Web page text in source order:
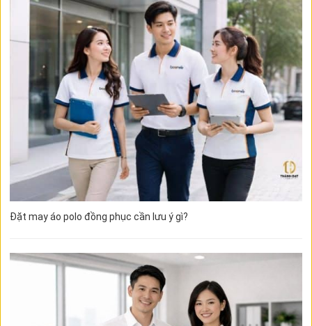
Đặt may áo polo đồng phục cần lưu ý gì?